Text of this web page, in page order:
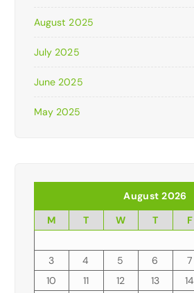
August 2025
July 2025
June 2025
May 2025
August 2026
M
T W T F
3
4 5 6 7
10
11 12 13 14